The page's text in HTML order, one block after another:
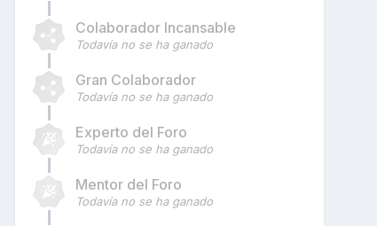
Colaborador Incansable
Todavía no se ha ganado
Gran Colaborador
Todavía no se ha ganado
Experto del Foro
Todavía no se ha ganado
Mentor del Foro
Todavía no se ha ganado